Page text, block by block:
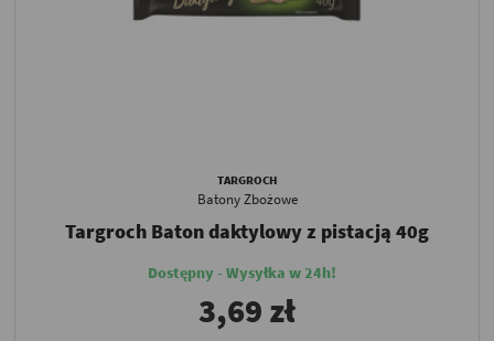
TARGROCH
Batony Zbożowe
Targroch Baton daktylowy z pistacją 40g
Dostępny - Wysyłka w 24h!
3,69 zł